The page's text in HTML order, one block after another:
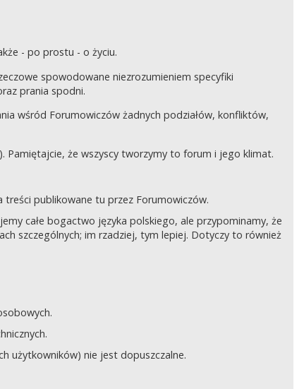
- po prostu - o życiu.
spowodowane niezrozumieniem specyfiki
prania spodni.
wśród Forumowiczów żadnych podziałów, konfliktów,
Pamiętajcie, że wszyscy tworzymy to forum i jego klimat.
publikowane tu przez Forumowiczów.
całe bogactwo języka polskiego, ale przypominamy, że
szczególnych; im rzadziej, tym lepiej. Dotyczy to również
użytkowników) nie jest dopuszczalne.